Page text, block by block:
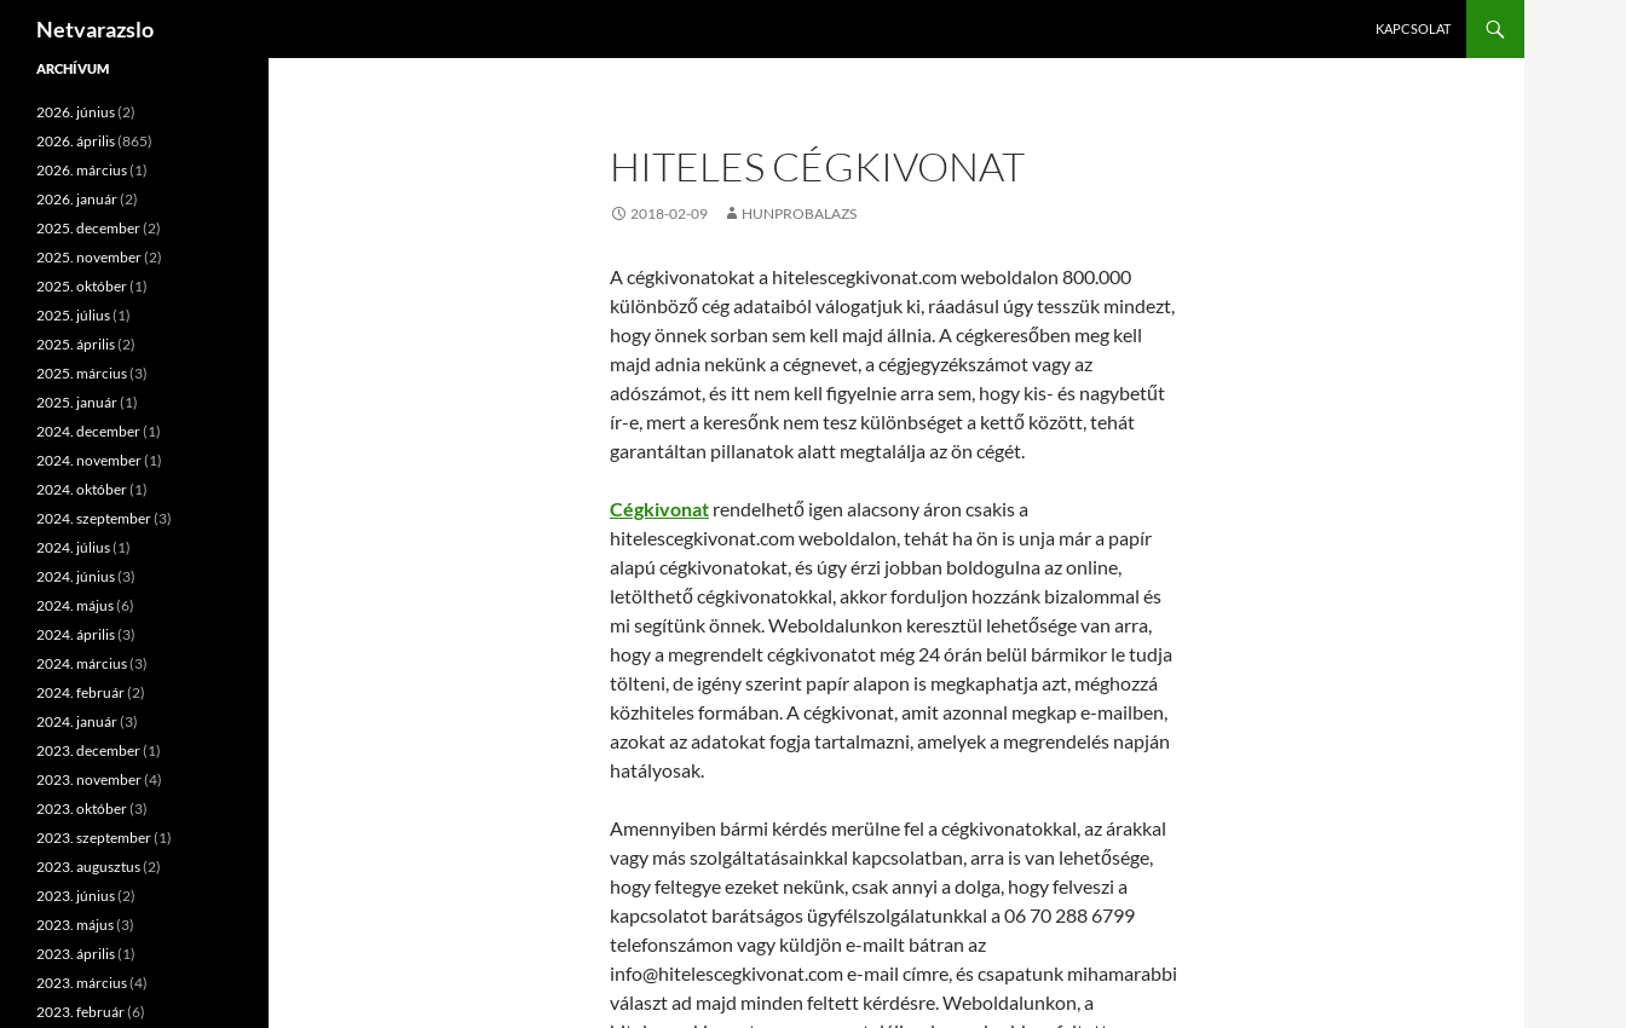
Kilépés
Netvarazslo KAPCSOLAT
HITELES CÉGKIVONAT
2018-02-09 HUNPROBALAZS
A cégkivonatokat a hitelescegkivonat.com weboldalon 800.000
különböző cég adataiból válogatjuk ki, ráadásul úgy tesszük mindezt,
hogy önnek sorban sem kell majd állnia. A cégkeresőben meg kell
majd adnia nekünk a cégnevet, a cégjegyzékszámot vagy az
adószámot, és itt nem kell figyelnie arra sem, hogy kis- és nagybetűt
ír-e, mert a keresőnk nem tesz különbséget a kettő között, tehát
garantáltan pillanatok alatt megtalálja az ön cégét.
Cégkivonat rendelhető igen alacsony áron csakis a
hitelescegkivonat.com weboldalon, tehát ha ön is unja már a papír
alapú cégkivonatokat, és úgy érzi jobban boldogulna az online,
letölthető cégkivonatokkal, akkor forduljon hozzánk bizalommal és
mi segítünk önnek. Weboldalunkon keresztül lehetősége van arra,
hogy a megrendelt cégkivonatot még 24 órán belül bármikor le tudja
tölteni, de igény szerint papír alapon is megkaphatja azt, méghozzá
közhiteles formában. A cégkivonat, amit azonnal megkap e-mailben,
azokat az adatokat fogja tartalmazni, amelyek a megrendelés napján
hatályosak.
Amennyiben bármi kérdés merülne fel a cégkivonatokkal, az árakkal
vagy más szolgáltatásainkkal kapcsolatban, arra is van lehetősége,
hogy feltegye ezeket nekünk, csak annyi a dolga, hogy felveszi a
kapcsolatot barátságos ügyfélszolgálatunkkal a 06 70 288 6799
telefonszámon vagy küldjön e-mailt bátran az
info@hitelescegkivonat.com e-mail címre, és csapatunk mihamarabbi
választ ad majd minden feltett kérdésre. Weboldalunkon, a
ARCHÍVUM
2026. június(2)
2026. április(865)
2026. március(1)
2026. január(2)
2025. december(2)
2025. november(2)
2025. október(1)
2025. július(1)
2025. április(2)
2025. március(3)
2025. január(1)
2024. december(1)
2024. november(1)
2024. október(1)
2024. szeptember(3)
2024. július(1)
2024. június(3)
2024. május(6)
2024. április(3)
2024. március(3)
2024. február(2)
2024. január(3)
2023. december(1)
2023. november(4)
2023. október(3)
2023. szeptember(1)
2023. augusztus(2)
2023. június(2)
2023. május(3)
2023. április(1)
2023. március(4)
2023. február(6)